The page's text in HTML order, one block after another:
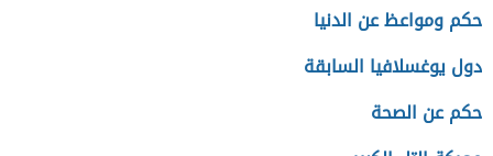
حكم ومواعظ عن الدنيا
دول يوغسلافيا السابقة
حكم عن الصحة